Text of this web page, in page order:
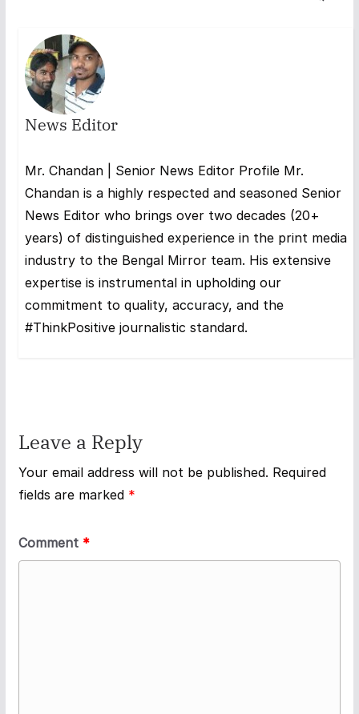
News Editor
Mr. Chandan | Senior News Editor Profile Mr.
Chandan is a highly respected and seasoned Senior
News Editor who brings over two decades (20+
years) of distinguished experience in the print media
industry to the Bengal Mirror team. His extensive
expertise is instrumental in upholding our
commitment to quality, accuracy, and the
#ThinkPositive journalistic standard.
Leave a Reply
Your email address will not be published. Required
fields are marked *
Comment *